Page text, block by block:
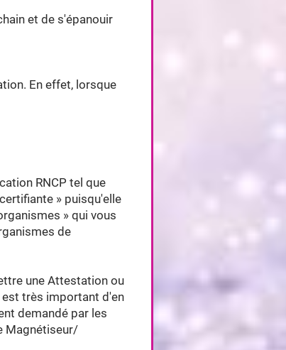
et de s'épanouir
En effet, lorsque
RNCP tel que
» puisqu'elle
» qui vous
de
une Attestation ou
très important d'en
demandé par les
Magnétiseur/